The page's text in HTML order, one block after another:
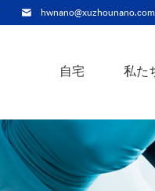
hwnano@xuzhounano.com
自宅 私た